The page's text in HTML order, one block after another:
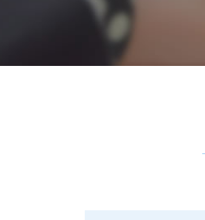
名誉毀損
福生市 家事事件
立川市 一般民事
債権回収 注意点